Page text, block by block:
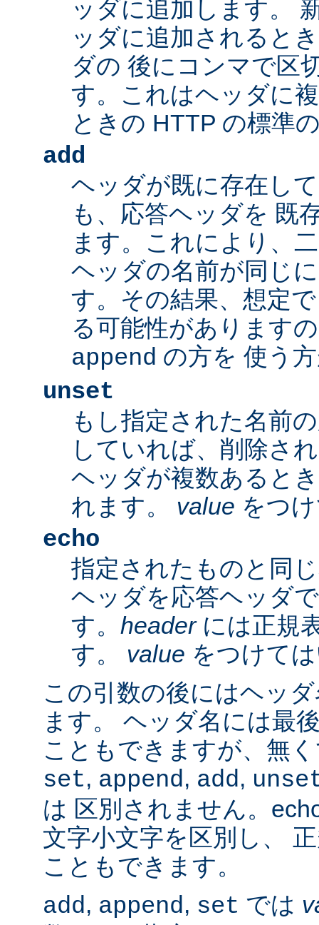
ッダに追加します。
ッダに追加されると
ダの 後にコンマで区
す。これはヘッダに
ときの HTTP の標準
add
ヘッダが既に存在し
も、応答ヘッダを 既
ます。これにより、
ヘッダの名前が同じ
す。その結果、想定
る可能性があります
append の方を 使う
unset
もし指定された名前
していれば、削除さ
ヘッダが複数あると
れます。 value をつ
echo
指定されたものと同
ヘッダを応答ヘッダ
す。 headerには正規
す。 value をつけて
この引数の後にはヘッ
ます。 ヘッダ名には最
こともできますが、無
set, append, add,
は 区別されません。
文字小文字を区別し、
こともできます。
add, append, set では